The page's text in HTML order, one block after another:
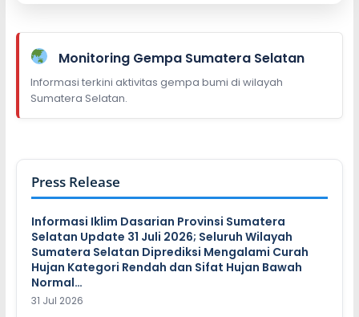
Monitoring Gempa Sumatera Selatan
Informasi terkini aktivitas gempa bumi di wilayah
Sumatera Selatan.
Press Release
Informasi Iklim Dasarian Provinsi Sumatera
Selatan Update 31 Juli 2026; Seluruh Wilayah
Sumatera Selatan Diprediksi Mengalami Curah
Hujan Kategori Rendah dan Sifat Hujan Bawah
Normal…
31 Jul 2026